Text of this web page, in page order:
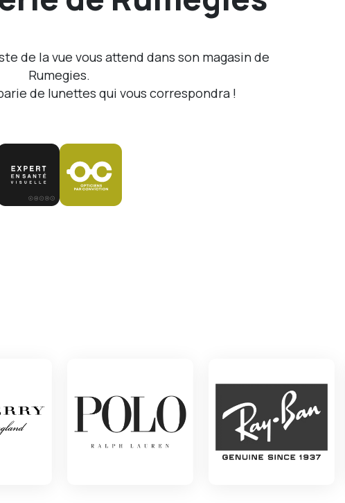
de la vue vous attend dans son magasin de
Rumegies.
de lunettes qui vous correspondra !